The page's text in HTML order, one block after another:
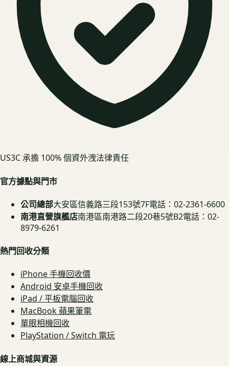
US3C 承擔 100% 個資外洩法律責任
官方據點與門市
公司總部大安區信義路三段153號7F電話：02-2361-6600
南港直營旗艦店南港區南港路二段20巷5號B2電話：02-
8979-6261
熱門回收分類
iPhone 手機回收價
Android 安卓手機回收
iPad / 平板電腦回收
MacBook 蘋果筆電
單眼相機回收
PlayStation / Switch 電玩
線上商城與資源